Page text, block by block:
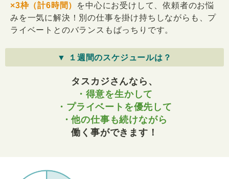
×3枠（計6時間）
を中心にお受けして、依頼者のお悩
みを一気に解決！別の仕事を掛け持ちしながらも、プ
ライベートとのバランスもばっちりです。
▼ １週間のスケジュールは？
タスカジさんなら、
・得意を生かして
・プライベートを優先して
・他の仕事も続けながら
働く事ができます！